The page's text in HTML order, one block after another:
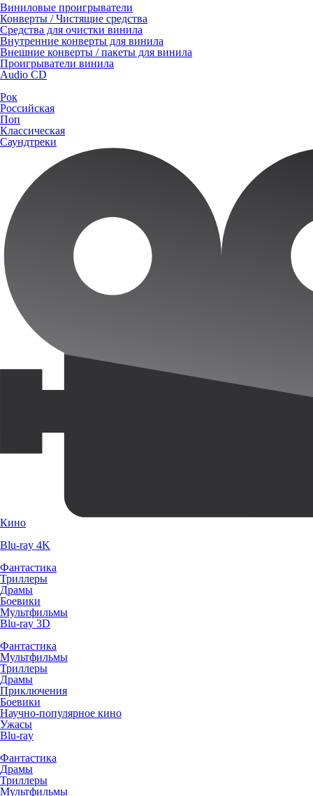
Виниловые проигрыватели
Конверты / Чистящие средства
Средства для очистки винила
Внутренние конверты для винила
Внешние конверты / пакеты для винила
Проигрыватели винила
Audio CD
Рок
Российская
Поп
Классическая
Саундтреки
Кино
Blu-ray 4K
Фантастика
Триллеры
Драмы
Боевики
Мультфильмы
Blu-ray 3D
Фантастика
Мультфильмы
Триллеры
Драмы
Приключения
Боевики
Научно-популярное кино
Ужасы
Blu-ray
Фантастика
Драмы
Триллеры
Мультфильмы